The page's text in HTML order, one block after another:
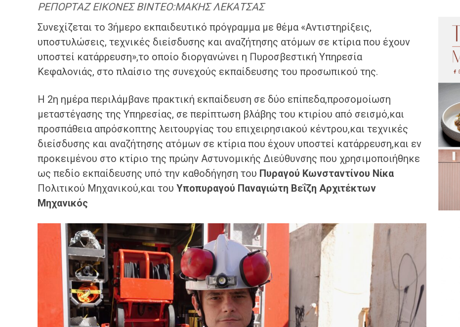
ΡΕΠΟΡΤΑΖ ΕΙΚΟΝΕΣ ΒΙΝΤΕΟ:ΜΑΚΗΣ ΛΕΚΑΤΣΑΣ
Συνεχίζεται το 3ήμερο εκπαιδευτικό πρόγραμμα με θέμα «Αντιστηρίξεις,
υποστυλώσεις, τεχνικές διείσδυσης και αναζήτησης ατόμων σε κτίρια που έχουν
υποστεί κατάρρευση»,το οποίο διοργανώνει η Πυροσβεστική Υπηρεσία
Κεφαλονιάς, στο πλαίσιο της συνεχούς εκπαίδευσης του προσωπικού της.
Η 2η ημέρα περιλάμβανε πρακτική εκπαίδευση σε δύο επίπεδα,προσομοίωση
μεταστέγασης της Υπηρεσίας, σε περίπτωση βλάβης του κτιρίου από σεισμό,και
προσπάθεια απρόσκοπτης λειτουργίας του επιχειρησιακού κέντρου,και τεχνικές
διείσδυσης και αναζήτησης ατόμων σε κτίρια που έχουν υποστεί κατάρρευση,και εν
προκειμένου στο κτίριο της πρώην Αστυνομικής Διεύθυνσης που χρησιμοποιήθηκε
ως πεδίο εκπαίδευσης υπό την καθοδήγηση του Πυραγού Κωνσταντίνου Νίκα
Πολιτικού Μηχανικού,και του Υποπυραγού Παναγιώτη Βεΐζη Αρχιτέκτων
Μηχανικός